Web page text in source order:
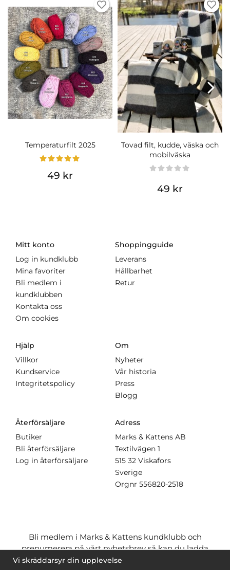
Temperaturfilt 2025
49 kr
Tovad filt, kudde, väska och
mobilväska
49 kr
Mitt konto
Log in kundklubb
Mina favoriter
Bli medlem i
kundklubben
Kontakta oss
Om cookies
Shoppingguide
Leverans
Hållbarhet
Retur
Hjälp
Villkor
Kundservice
Integritetspolicy
Om
Nyheter
Vår historia
Press
Blogg
Återförsäljare
Butiker
Bli återförsäljare
Log in återförsäljare
Adress
Marks & Kattens AB
Textilvägen 1
515 32 Viskafors
Sverige
Orgnr 556820-2518
Bli medlem i Marks & Kattens kundklubb och
prenumerera på vårt nyhetsbrev så kan du ladda
ner många mönstergratisoch få många
Vi skräddarsyr din upplevelse